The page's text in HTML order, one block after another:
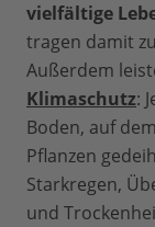
vielfältige
tragen damit
Außerdem
Klimaschutz:
Boden, auf
Pflanzen
Starkregen,
und